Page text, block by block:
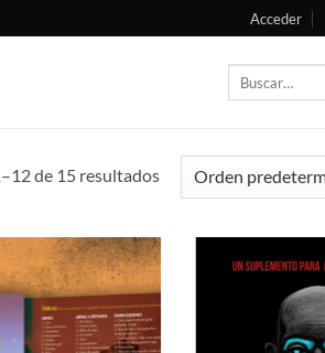
Acceder
de 15 resultados
Añadir
a la
lista de
deseos